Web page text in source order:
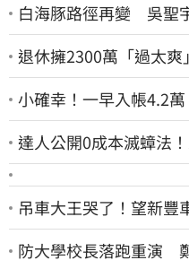
白海豚路徑再變 吳聖
退休擁2300萬「過太
小確幸！一早入帳4.2
達人公開0成本滅蟑法
吊車大王哭了！望新豐
防大學校長落跑重演